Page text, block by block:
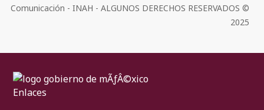
Comunicación - INAH - ALGUNOS DERECHOS RESERVADOS ©
2025
Enlaces